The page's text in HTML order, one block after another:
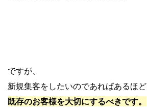
ですが、
新規集客をしたいのであればあるほど
既存のお客様を大切にするべきです。